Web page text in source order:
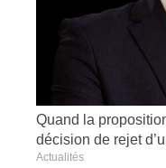
Quand la
décision de rejet
Actualités